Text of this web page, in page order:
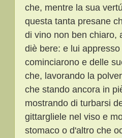
che, mentre la sua
questa tanta presane
di vino non ben chiaro,
diè bere: e lui
cominciarono e delle
che, lavorando la
che stando ancora in
mostrando di turbarsi
gittargliele nel viso e
stomaco o d'altro che